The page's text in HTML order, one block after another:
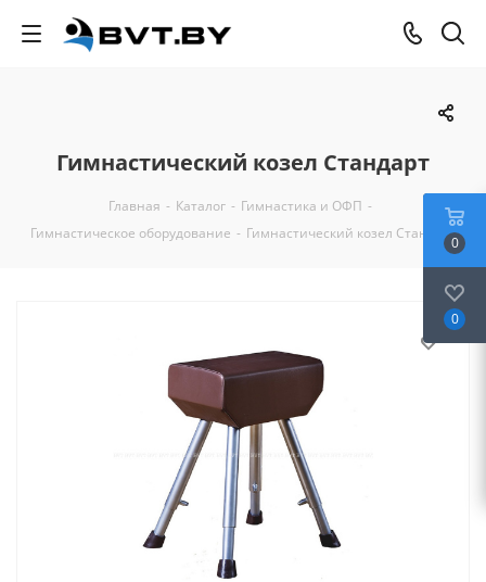
Гимнастический козел Стандарт
Главная - Каталог - Гимнастика и ОФП -
Гимнастическое оборудование - Гимнастический козел Стандарт
0
0